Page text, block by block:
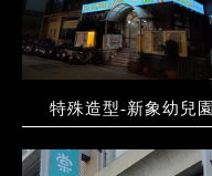
特殊造型-新象幼兒園